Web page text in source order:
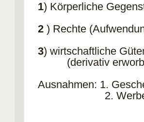
1) Körperliche
2 ) Rechte
3) wirtschaftliche
(derivativ
Ausnahmen: 1.
2.